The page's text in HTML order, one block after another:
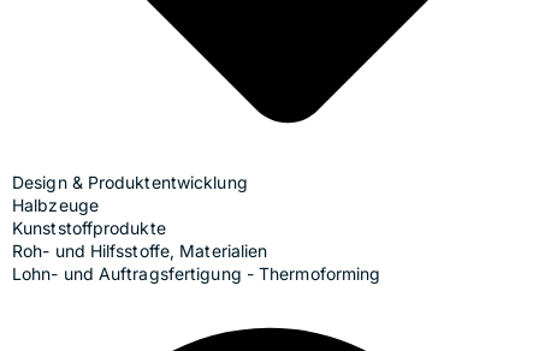
Design & Produktentwicklung
Halbzeuge
Kunststoffprodukte
Roh- und Hilfsstoffe, Materialien
Lohn- und Auftragsfertigung - Thermoforming